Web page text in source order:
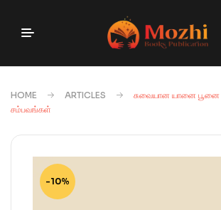
HOME ARTICLES
சுவையான யானை
சம்பவங்கள்
-10%